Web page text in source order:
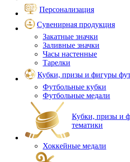
Персонализация
Сувенирная продукция
Закатные значки
Заливные значки
Часы настенные
Тарелки
Кубки, призы и фигуры
Футбольные кубки
Футбольные медали
Кубки, призы и
тематики
Хоккейные медали